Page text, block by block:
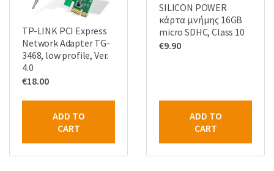
TP-LINK PCI Express
Network Adapter TG-
3468, low profile, Ver.
4.0
€18.00
ADD TO
CART
SILICON POWER
κάρτα μνήμης 16GB
micro SDHC, Class 10
€9.90
ADD TO
CART